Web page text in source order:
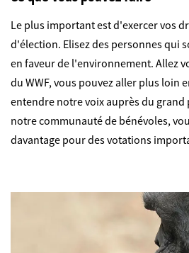
Le plus important est d'exercer vos
d'élection. Elisez des personnes qui
en faveur de l'environnement. Allez
du WWF, vous pouvez aller plus loin
entendre notre voix auprès du
notre communauté de bénévoles,
davantage pour des votations